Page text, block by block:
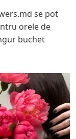
se pot
orele de
buchet